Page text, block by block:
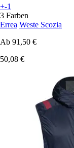
+-1
3 Farben
Errea Weste Scozia
Ab 91,50 €
50,08 €